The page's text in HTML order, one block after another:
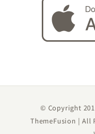
© Copyright
ThemeFusion | All